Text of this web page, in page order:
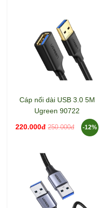
Cáp nối dài USB 3.0 5M
Ugreen 90722
220.000đ 250.000đ -12%